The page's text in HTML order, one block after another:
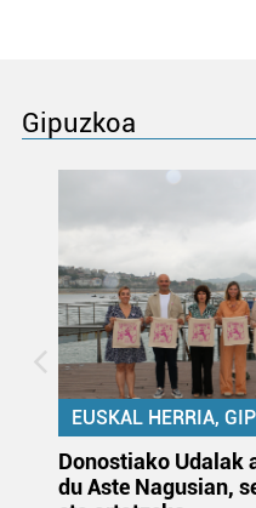
Gipuzkoa
EUSKAL HERRIA,
Donostiako Udalak
du Aste Nagusian,